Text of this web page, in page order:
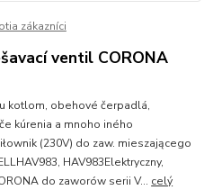
zákazníci
ventil CORONA
kotlom, obehové čerpadlá,
kúrenia a mnoho iného
(230V) do zaw. mieszającego
HAV983Elektryczny,
do zaworów serii V... celý